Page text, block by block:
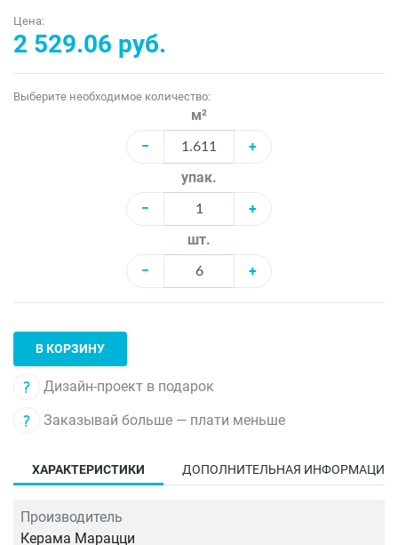
Цена:
2 529.06 руб.
Выберите необходимое количество:
м²
−
+
упак.
−
+
шт.
−
+
В КОРЗИНУ
Дизайн-проект в подарок
Заказывай больше — плати меньше
ХАРАКТЕРИСТИКИ ДОПОЛНИТЕЛЬНАЯ ИНФОРМАЦИЯ
Производитель
Керама Марацци